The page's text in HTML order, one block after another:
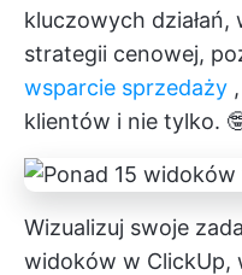
kluczowych
strategii cenowej,
wsparcie sprzedaży
klientów i nie tylko.
Wizualizuj swoje
widoków w ClickUp,